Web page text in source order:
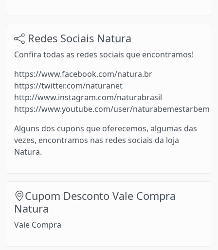
Redes Sociais Natura
Confira todas as redes sociais que encontramos!
https://www.facebook.com/natura.br
https://twitter.com/naturanet
http://www.instagram.com/naturabrasil
https://www.youtube.com/user/naturabemestarbem
Alguns dos cupons que oferecemos, algumas das
vezes, encontramos nas redes sociais da loja
Natura.
Cupom Desconto Vale Compra
Natura
Vale Compra